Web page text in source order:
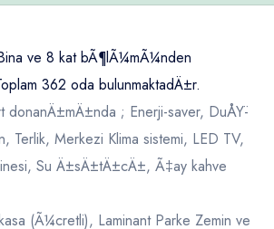
ve 8 kat bÃ¶lÃ¼mÃ¼nden
362 oda bulunmaktadÄ±r.
donanÄ±mÄ±nda ; Enerji-saver, DuÅŸ-
Terlik, Merkezi Klima sistemi, LED TV,
Su Ä±sÄ±tÄ±cÄ±, Ã‡ay kahve
(Ã¼cretli), Laminant Parke Zemin ve